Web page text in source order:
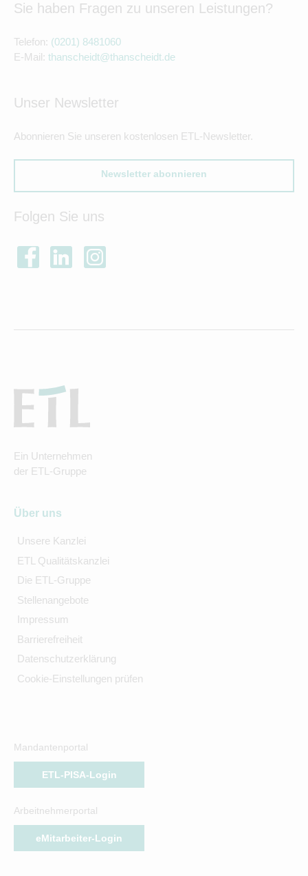
Sie haben Fragen zu unseren Leistungen?
Telefon: (0201) 8481060
E-Mail: thanscheidt@thanscheidt.de
Unser Newsletter
Abonnieren Sie unseren kostenlosen ETL-Newsletter.
Newsletter abonnieren
Folgen Sie uns
Ein Unternehmen
der ETL-Gruppe
Über uns
Unsere Kanzlei
ETL Qualitätskanzlei
Die ETL-Gruppe
Stellenangebote
Impressum
Barrierefreiheit
Datenschutzerklärung
Cookie-Einstellungen prüfen
Mandantenportal
ETL-PISA-Login
Arbeitnehmerportal
eMitarbeiter-Login